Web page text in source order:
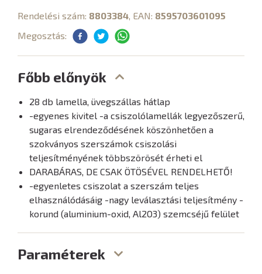
Rendelési szám: 8803384, EAN: 8595703601095
Megosztás:
Főbb előnyök
28 db lamella, üvegszállas hátlap
-egyenes kivitel -a csiszolólamellák legyezőszerű,
sugaras elrendeződésének köszönhetően a
szokványos szerszámok csiszolási
teljesítményének többszörösét érheti el
DARABÁRAS, DE CSAK ÖTÖSÉVEL RENDELHETŐ!
-egyenletes csiszolat a szerszám teljes
elhasználódásáig -nagy leválasztási teljesítmény -
korund (aluminium-oxid, Al2O3) szemcséjű felület
Paraméterek